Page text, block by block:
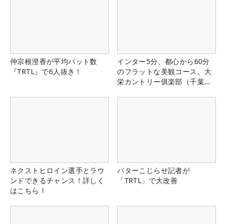
仲宗根澄香が平均パット数
『TRTL』で6人抜き！
インター5分、都心から60分
のフラットな美観コース。大
栄カントリー俱楽部（千葉
ネクストヒロイン選手とラウ
ンドできるチャンス！詳しく
はこちら！
パターこじらせ記者が
「TRTL」で大改善